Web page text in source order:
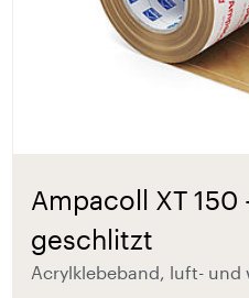
Ampacoll XT 150
geschlitzt
Acrylklebeband, luft- und